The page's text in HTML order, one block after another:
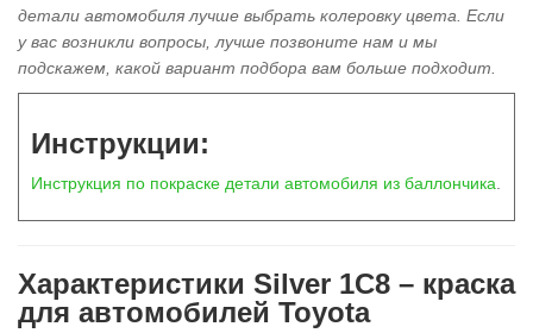
детали автомобиля лучше выбрать колеровку цвета. Если
у вас возникли вопросы, лучше позвоните нам и мы
подскажем, какой вариант подбора вам больше подходит.
Инструкции:
Инструкция по покраске детали автомобиля из баллончика
Характеристики Silver 1C8 – краска
для автомобилей Toyota